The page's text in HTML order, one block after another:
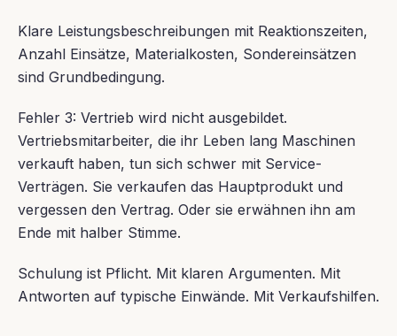
Klare Leistungsbeschreibungen mit Reaktionszeiten,
Anzahl Einsätze, Materialkosten, Sondereinsätzen
sind Grundbedingung.
Fehler 3: Vertrieb wird nicht ausgebildet.
Vertriebsmitarbeiter, die ihr Leben lang Maschinen
verkauft haben, tun sich schwer mit Service-
Verträgen. Sie verkaufen das Hauptprodukt und
vergessen den Vertrag. Oder sie erwähnen ihn am
Ende mit halber Stimme.
Schulung ist Pflicht. Mit klaren Argumenten. Mit
Antworten auf typische Einwände. Mit Verkaufshilfen.